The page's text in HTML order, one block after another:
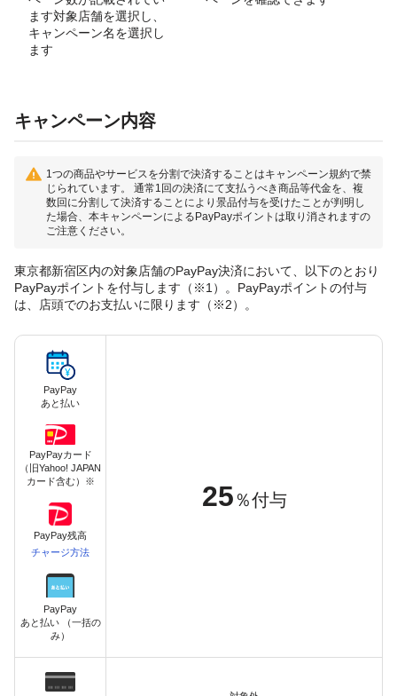
ます対象店舗を選択し、
キャンペーン名を選択し
ます
キャンペーン内容
1つの商品やサービスを分割で決済することはキャンペーン規約で禁
じられています。 通常1回の決済にて支払うべき商品等代金を、複
数回に分割して決済することにより景品付与を受けたことが判明し
た場合、本キャンペーンによるPayPayポイントは取り消されますの
ご注意ください。
東京都新宿区内の対象店舗のPayPay決済において、以下のとおり
PayPayポイントを付与します（※1）。PayPayポイントの付与
は、店頭でのお支払いに限ります（※2）。
PayPay
あと払い
PayPayカード
（旧Yahoo! JAPAN
カード含む）※
PayPay残高
チャージ方法
PayPay
あと払い （一括の
み）
25 ％付与